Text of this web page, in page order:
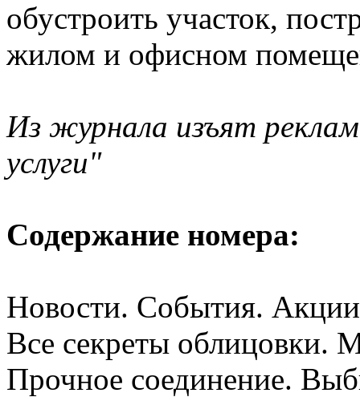
обустроить участок,
жилом и офисном
Из журнала изъят
услуги"
Содержание номера:
Новости. События. Акции
Все секреты облицовки.
Прочное соединение.